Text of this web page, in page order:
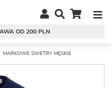
OD 200 PLN
MARKOWE SWETRY MĘSKIE